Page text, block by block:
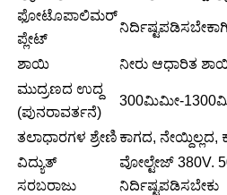
ಫೋಟೊಪಾಲಿಮರ್
ಪ್ಲೇಟ್
ಶಾಯಿ
ನೀರು ಆಧಾರಿತ
ಮುದ್ರಣದ ಉದ್ದ
(ಪುನರಾವರ್ತನೆ)
300ಮಿಮೀ-
ತಲಾಧಾರಗಳ ಶ್ರೇಣಿ ಕಾಗದ,
ವಿದ್ಯುತ್
ಸರಬರಾಜು
ವೋಲ್ಟೇಜ್ 380V.
ನಿರ್ದಿಷ್ಟಪಡಿಸಬೇಕು